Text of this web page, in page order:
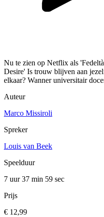
Nu te zien op Netflix als
Desire' Is trouw blijven aan
elkaar? Wanner universitair
Auteur
Marco Missiroli
Spreker
Louis van Beek
Speelduur
7 uur 37 min 59 sec
Prijs
€ 12,99